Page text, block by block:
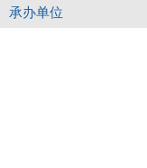
承办单位